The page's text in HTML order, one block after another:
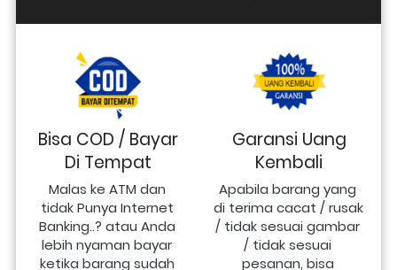
Bisa COD / Bayar
Di Tempat
Malas ke ATM dan
tidak Punya Internet
Banking..? atau Anda
lebih nyaman bayar
ketika barang sudah
Garansi Uang
Kembali
Apabila barang yang
di terima cacat / rusak
/ tidak sesuai gambar
/ tidak sesuai
pesanan, bisa